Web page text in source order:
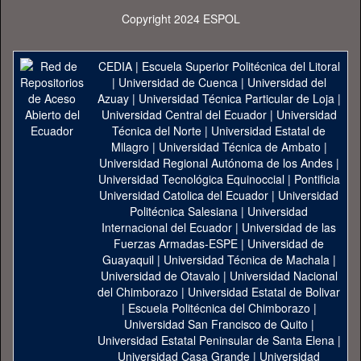
Copyright 2024 ESPOL
CEDIA| Escuela Superior Politécnica del Litoral
| Universidad de Cuenca| Universidad del
Azuay| Universidad Técnica Particular de Loja|
Universidad Central del Ecuador| Universidad
Técnica del Norte | Universidad Estatal de
Milagro | Universidad Técnica de Ambato |
Universidad Regional Autónoma de los Andes|
Universidad Tecnológica Equinoccial| Pontificia
Universidad Catolica del Ecuador | Universidad
Politécnica Salesiana | Universidad
Internacional del Ecuador | Universidad de las
Fuerzas Armadas-ESPE | Universidad de
Guayaquil| Universidad Técnica de Machala|
Universidad de Otavalo | Universidad Nacional
del Chimborazo | Universidad Estatal de Bolivar
| Escuela Politécnica del Chimborazo |
Universidad San Francisco de Quito |
Universidad Estatal Peninsular de Santa Elena|
Universidad Casa Grande | Universidad